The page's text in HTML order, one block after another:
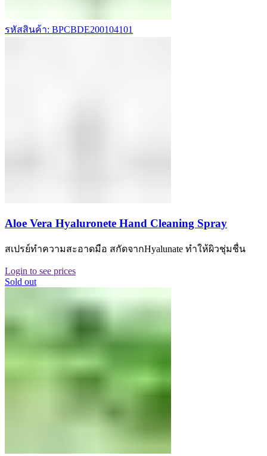
รหัสสินค้า: BPCBDE200104101
Aloe Vera Hyaluronete Hand Cleaning Spray
สเปรย์ทำความสะอาดมือ สกัดจากHyalunate ทำให้ผิวชุ่มชื่น
Login to see prices
Sold out